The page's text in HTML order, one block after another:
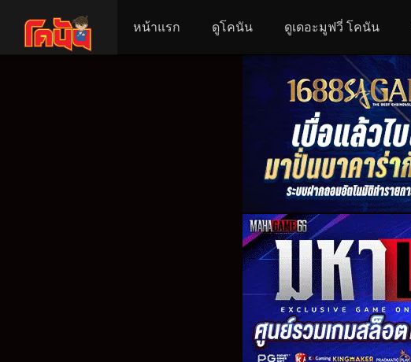
หน้าแรก ดูโคนัน ดูเดอะมูฟวี่ โคนัน